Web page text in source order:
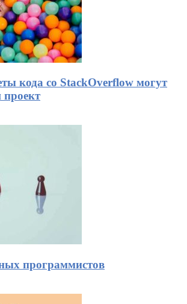
кода со StackOverflow могут
проект
программистов